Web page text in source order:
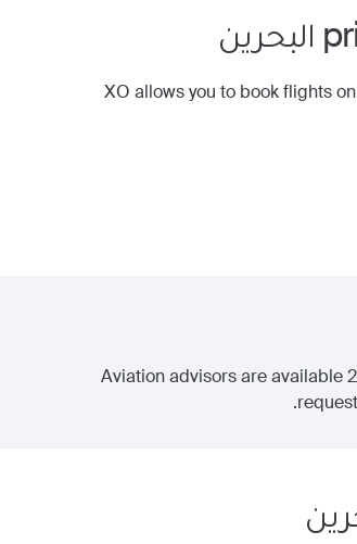
البحرين
XO allows you to book flights
Aviation advisors are available